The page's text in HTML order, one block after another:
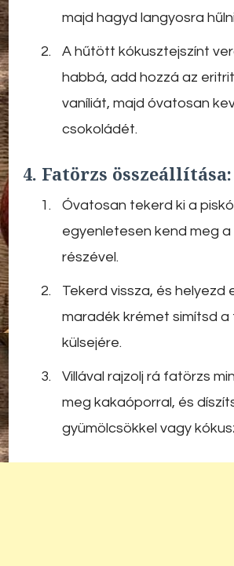
majd hagyd langyosra
A hűtött kókusztejszínt
habbá, add hozzá az
vaníliát, majd óvatosan
csokoládét.
4. Fatörzs összeállítása:
Óvatosan tekerd ki a
egyenletesen kend meg a
részével.
Tekerd vissza, és helyezd
maradék krémet simítsd a
külsejére.
Villával rajzolj rá fatörzs
meg kakaóporral, és
gyümölcsökkel vagy